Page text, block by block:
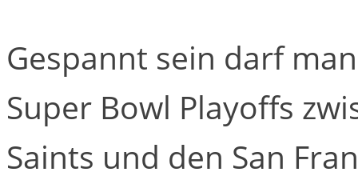
Gespannt sein darf
Super Bowl Playoffs
Saints und den San